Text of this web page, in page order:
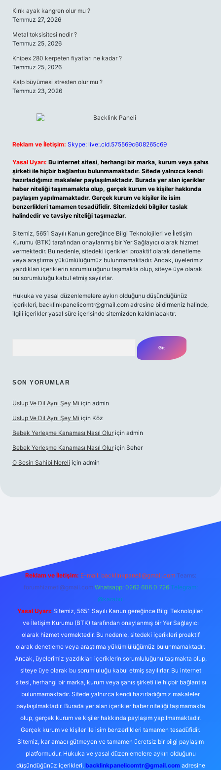
Kırık ayak kangren olur mu ?
Temmuz 27, 2026
Metal toksisitesi nedir ?
Temmuz 25, 2026
Knipex 280 kerpeten fiyatları ne kadar ?
Temmuz 25, 2026
Kalp büyümesi stresten olur mu ?
Temmuz 23, 2026
Reklam ve İletişim: Skype: live:.cid.575569c608265c69
Yasal Uyarı: Bu internet sitesi, herhangi bir marka, kurum veya şahıs
şirketi ile hiçbir bağlantısı bulunmamaktadır. Sitede yalnızca kendi
hazırladığımız makaleler paylaşılmaktadır. Burada yer alan içerikler
haber niteliği taşımamakta olup, gerçek kurum ve kişiler hakkında
paylaşım yapılmamaktadır. Gerçek kurum ve kişiler ile isim
benzerlikleri tamamen tesadüfidir. Sitemizdeki bilgiler taslak
halindedir ve tavsiye niteliği taşımazlar.
Sitemiz, 5651 Sayılı Kanun gereğince Bilgi Teknolojileri ve İletişim
Kurumu (BTK) tarafından onaylanmış bir Yer Sağlayıcı olarak hizmet
vermektedir. Bu nedenle, sitedeki içerikleri proaktif olarak denetleme
veya araştırma yükümlülüğümüz bulunmamaktadır. Ancak, üyelerimiz
yazdıkları içeriklerin sorumluluğunu taşımakta olup, siteye üye olarak
bu sorumluluğu kabul etmiş sayılırlar.
Hukuka ve yasal düzenlemelere aykırı olduğunu düşündüğünüz
içerikleri, backlinkpanelicomtr@gmail.com adresine bildirmeniz halinde,
ilgili içerikler yasal süre içerisinde sitemizden kaldırılacaktır.
SON YORUMLAR
Üslup Ve Dil Aynı Şey Mi için admin
Üslup Ve Dil Aynı Şey Mi için Köz
Bebek Yerleşme Kanaması Nasıl Olur için admin
Bebek Yerleşme Kanaması Nasıl Olur için Seher
O Sesin Sahibi Nereli için admin
Reklam ve İletişim: E-mail: backlinkpaneli@gmail.com Teams:
forumhizmeti@gmail.com Whatsapp: 0262 606 0 726 Telegram:
@karabul
Yasal Uyarı: Sitemiz, 5651 Sayılı Kanun gereğince Bilgi Teknolojileri
ve İletişim Kurumu (BTK) tarafından onaylanmış bir Yer Sağlayıcı
olarak hizmet vermektedir. Bu nedenle, sitedeki içerikleri proaktif
olarak denetleme veya araştırma yükümlülüğümüz bulunmamaktadır.
Ancak, üyelerimiz yazdıkları içeriklerin sorumluluğunu taşımakta olup,
siteye üye olarak bu sorumluluğu kabul etmiş sayılırlar. Bu internet
sitesi, herhangi bir marka, kurum veya şahıs şirketi ile hiçbir bağlantısı
bulunmamaktadır. Sitede yalnızca kendi hazırladığımız makaleler
paylaşılmaktadır. Burada yer alan içerikler haber niteliği taşımamakta
olup, gerçek kurum ve kişiler hakkında paylaşım yapılmamaktadır.
Gerçek kurum ve kişiler ile isim benzerlikleri tamamen tesadüfidir.
Sitemiz, kar amacı gütmeyen ve tamamen ücretsiz bir bilgi paylaşım
platformudur. Hukuka ve yasal düzenlemelere aykırı olduğunu
düşündüğünüz içerikleri, backlinkpanelicomtr@gmail.comadresine